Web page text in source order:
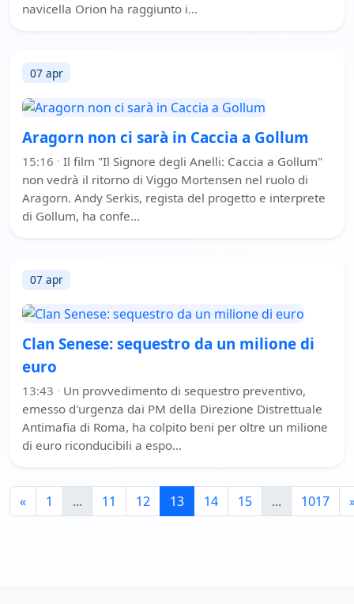
navicella Orion ha raggiunto i…
07 apr
Aragorn non ci sarà in Caccia a Gollum
15:16 · Il film "Il Signore degli Anelli: Caccia a Gollum"
non vedrà il ritorno di Viggo Mortensen nel ruolo di
Aragorn. Andy Serkis, regista del progetto e interprete
di Gollum, ha confe…
07 apr
Clan Senese: sequestro da un milione di
euro
13:43 · Un provvedimento di sequestro preventivo,
emesso d'urgenza dai PM della Direzione Distrettuale
Antimafia di Roma, ha colpito beni per oltre un milione
di euro riconducibili a espo…
« 1 ... 11 12 13 14 15 ... 1017